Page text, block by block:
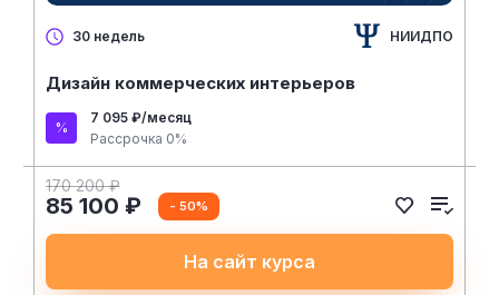
30 недель НИИДПО
Дизайн коммерческих интерьеров
7 095 ₽/месяц
Рассрочка 0%
170 200 ₽
85 100 ₽ - 50%
На сайт курса